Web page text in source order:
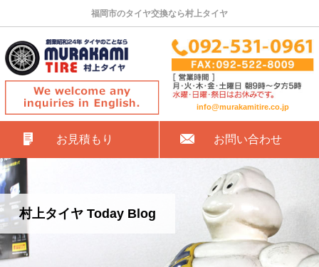
福岡市のタイヤ交換なら村上タイヤ
info@murakamitire.co.jp
お見積もり お問い合わせ
村上タイヤ Today Blog